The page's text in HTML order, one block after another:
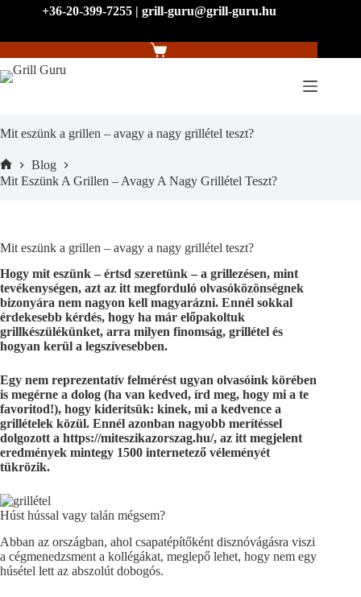
+36-20-399-7255 | grill-guru@grill-guru.hu
Shopping
Mit eszünk a grillen – avagy a nagy grillétel teszt?
Home
Blog
Mit Eszünk A Grillen – Avagy A Nagy Grillétel Teszt?
Mit eszünk a grillen – avagy a nagy grillétel teszt?
Hogy mit eszünk – értsd szeretünk – a grillezésen, mint
tevékenységen, azt az itt megforduló olvasóközönségnek
bizonyára nem nagyon kell magyarázni. Ennél sokkal
érdekesebb kérdés, hogy ha már előpakoltuk
grillkészülékünket, arra milyen finomság, grillétel és
hogyan kerül a legszívesebben.
Egy nem reprezentatív felmérést ugyan olvasóink körében
is megérne a dolog (ha van kedved, írd meg, hogy mi a te
favoritod!), hogy kiderítsük: kinek, mi a kedvence a
grillételek közül. Ennél azonban nagyobb merítéssel
dolgozott a https://miteszikazorszag.hu/, az itt megjelent
eredmények mintegy 1500 internetező véleményét
tükrözik.
Húst hússal vagy talán mégsem?
Abban az országban, ahol csapatépítőként disznóvágásra viszi
a cégmenedzsment a kollégákat, meglepő lehet, hogy nem egy
húsétel lett az abszolút dobogós.